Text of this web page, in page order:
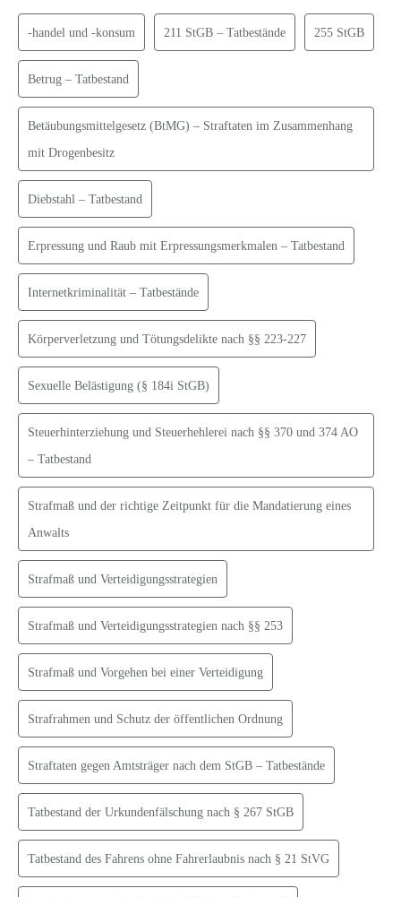
-handel und -konsum 211 StGB – Tatbestände 255 StGB
Betrug – Tatbestand
Betäubungsmittelgesetz (BtMG) – Straftaten im Zusammenhang
mit Drogenbesitz
Diebstahl – Tatbestand
Erpressung und Raub mit Erpressungsmerkmalen – Tatbestand
Internetkriminalität – Tatbestände
Körperverletzung und Tötungsdelikte nach §§ 223-227
Sexuelle Belästigung (§ 184i StGB)
Steuerhinterziehung und Steuerhehlerei nach §§ 370 und 374 AO
– Tatbestand
Strafmaß und der richtige Zeitpunkt für die Mandatierung eines
Anwalts
Strafmaß und Verteidigungsstrategien
Strafmaß und Verteidigungsstrategien nach §§ 253
Strafmaß und Vorgehen bei einer Verteidigung
Strafrahmen und Schutz der öffentlichen Ordnung
Straftaten gegen Amtsträger nach dem StGB – Tatbestände
Tatbestand der Urkundenfälschung nach § 267 StGB
Tatbestand des Fahrens ohne Fahrerlaubnis nach § 21 StVG